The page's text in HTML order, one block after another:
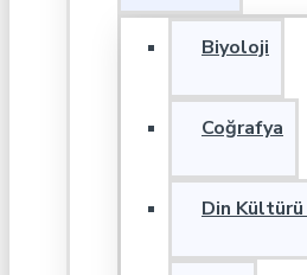
Biyoloji
Coğrafya
Din